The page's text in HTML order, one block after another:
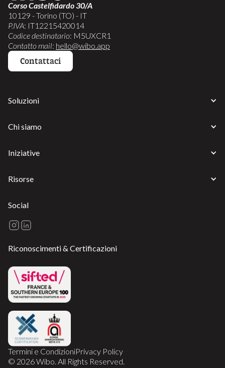
Corso Castelfidardo 30/A
10129 - Torino (TO) - IT
P.IVA: IT12215420014
Codice destinatario: M5UXCR1
Contatto mail: hello@wibo.app
Contattaci
Soluzioni
Chi siamo
Iniziative
Risorse
Social
Riconoscimenti & Certificazioni
Termini e CondizioniPrivacy Policy
© 2026 Wibo. All Rights Reserved.